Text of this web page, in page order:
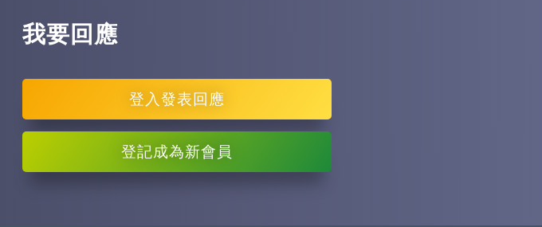
我要回應
登入發表回應
登記成為新會員